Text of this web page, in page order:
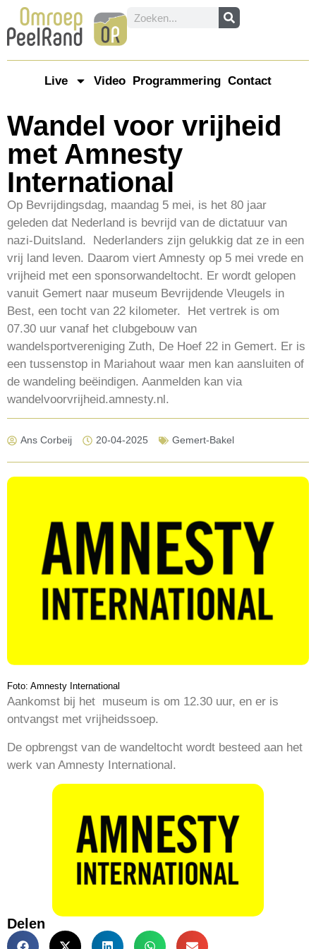
Live Video Programmering Contact
Wandel voor vrijheid
met Amnesty
International
Op Bevrijdingsdag, maandag 5 mei, is het 80 jaar
geleden dat Nederland is bevrijd van de dictatuur van
nazi-Duitsland. Nederlanders zijn gelukkig dat ze in een
vrij land leven. Daarom viert Amnesty op 5 mei vrede en
vrijheid met een sponsorwandeltocht. Er wordt gelopen
vanuit Gemert naar museum Bevrijdende Vleugels in
Best, een tocht van 22 kilometer. Het vertrek is om
07.30 uur vanaf het clubgebouw van
wandelsportvereniging Zuth, De Hoef 22 in Gemert. Er is
een tussenstop in Mariahout waar men kan aansluiten of
de wandeling beëindigen. Aanmelden kan via
wandelvoorvrijheid.amnesty.nl.
Ans Corbeij 20-04-2025 Gemert-Bakel
Foto: Amnesty International
Aankomst bij het museum is om 12.30 uur, en er is
ontvangst met vrijheidssoep.
De opbrengst van de wandeltocht wordt besteed aan het
werk van Amnesty International.
Delen